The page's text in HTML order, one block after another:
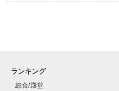
ランキング
総合/殿堂